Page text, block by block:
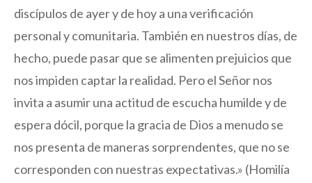
discípulos de ayer y de hoy a una verificación
personal y comunitaria. También en nuestros días, de
hecho, puede pasar que se alimenten prejuicios que
nos impiden captar la realidad. Pero el Señor nos
invita a asumir una actitud de escucha humilde y de
espera dócil, porque la gracia de Dios a menudo se
nos presenta de maneras sorprendentes, que no se
corresponden con nuestras expectativas.» (Homilía